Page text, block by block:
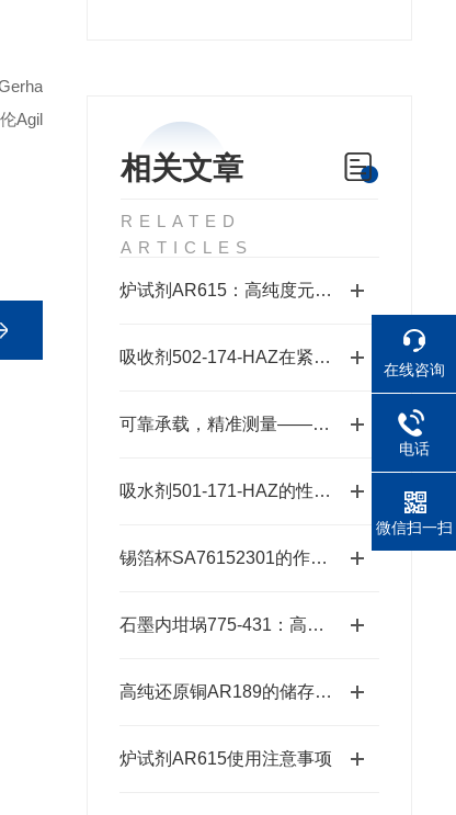
相关文章
RELATED
ARTICLES
炉试剂AR615：高纯度元素分析耗材，赋能精准检测高效推进
吸收剂502-174-HAZ在紧急响应中的作用
可靠承载，精准测量——锡箔杯SA76152301
吸水剂501-171-HAZ的性能及优势
锡箔杯SA76152301的作用与优势
石墨内坩埚775-431：高温熔炼的坚实卫士
高纯还原铜AR189的储存、预处理、加工、检测
炉试剂AR615使用注意事项
Agil
在线咨询
电话
微信扫一扫